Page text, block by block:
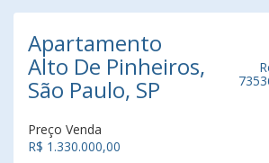
Apartamento
Alto De Pinheiros,
São Paulo, SP
Preço Venda
R$ 1.330.000,00